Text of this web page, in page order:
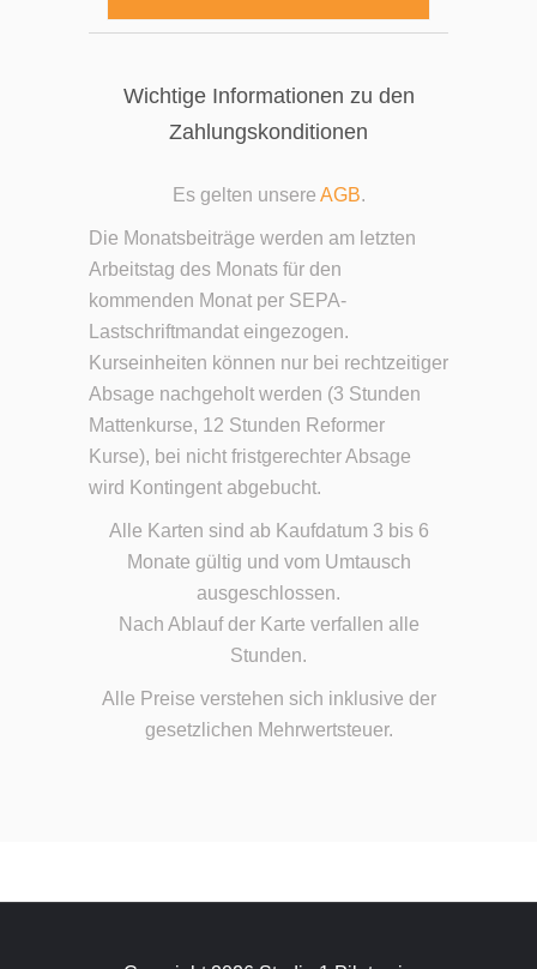
Wichtige Informationen zu den
Zahlungskonditionen
Es gelten unsere AGB.
Die Monatsbeiträge werden am letzten
Arbeitstag des Monats für den
kommenden Monat per SEPA-
Lastschriftmandat eingezogen.
Kurseinheiten können nur bei rechtzeitiger
Absage nachgeholt werden (3 Stunden
Mattenkurse, 12 Stunden Reformer
Kurse), bei nicht fristgerechter Absage
wird Kontingent abgebucht.
Alle Karten sind ab Kaufdatum 3 bis 6
Monate gültig und vom Umtausch
ausgeschlossen.
Nach Ablauf der Karte verfallen alle
Stunden.
Alle Preise verstehen sich inklusive der
gesetzlichen Mehrwertsteuer.